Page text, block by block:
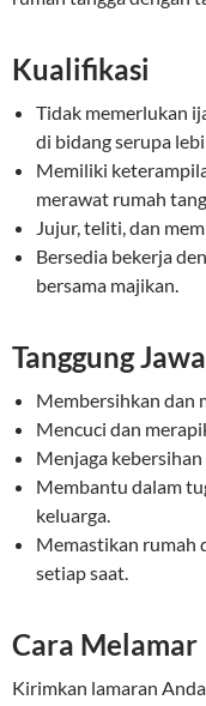
Kualifikasi
Tidak memerlukan
di bidang serupa
Memiliki
merawat rumah
Jujur, teliti, dan
Bersedia bekerja
bersama majikan.
Tanggung
Membersihkan dan
Mencuci dan
Menjaga
Membantu dalam
keluarga.
Memastikan rumah
setiap saat.
Cara Melamar
Kirimkan lamaran